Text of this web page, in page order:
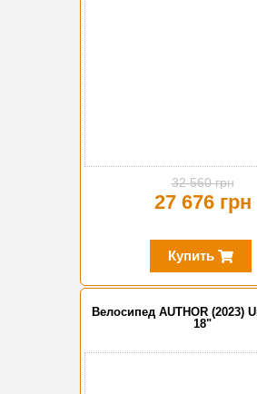
32 560 грн
27 676 грн
Купить
Велосипед AUTHOR (2023)
18"